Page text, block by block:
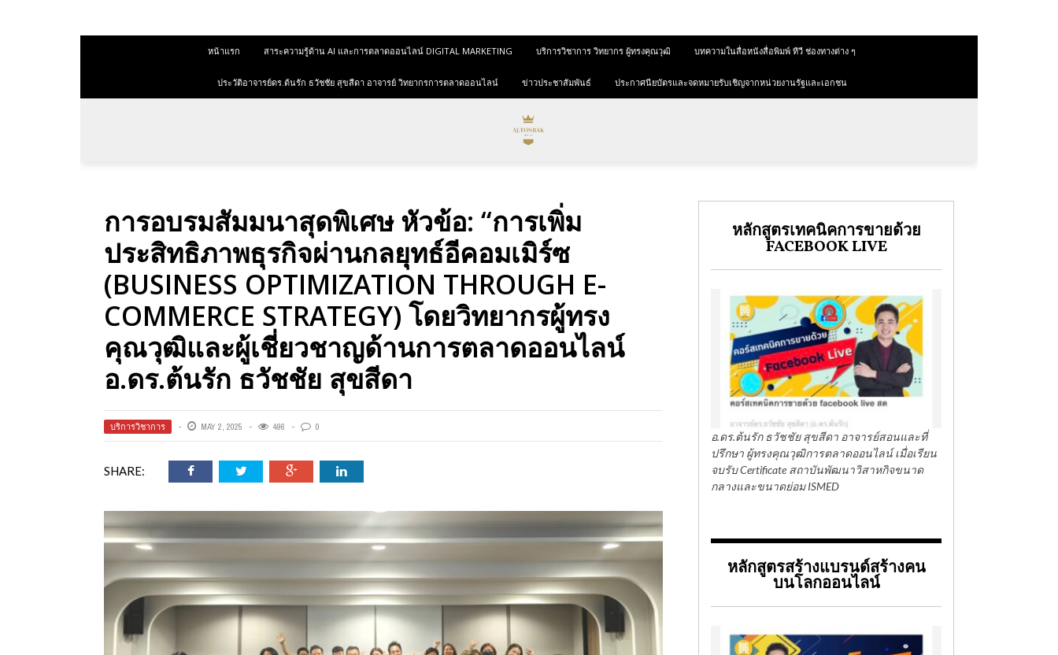
หน้าแรก สาระความรู้ด้าน AI และการตลาดออนไลน์ DIGITAL MARKETING บริการวิชาการ วิทยากร ผู้ทรงคุณวุฒิ บทความในสื่อหนังสื่อพิมพ์ ทีวี ช่องทางต่าง ๆ
ประวัติอาจารย์ดร.ต้นรัก ธวัชชัย สุขสีดา อาจารย์ วิทยากรการตลาดออนไลน์ ข่าวประชาสัมพันธ์ ประกาศนียบัตรและจดหมายรับเชิญจากหน่วยงานรัฐและเอกชน
การอบรมสัมมนาสุดพิเศษ หัวข้อ: “การเพิ่ม
ประสิทธิภาพธุรกิจผ่านกลยุทธ์อีคอมเมิร์ซ
(BUSINESS OPTIMIZATION THROUGH E-
COMMERCE STRATEGY) โดยวิทยากรผู้ทรง
คุณวุฒิและผู้เชี่ยวชาญด้านการตลาดออนไลน์
อ.ดร.ต้นรัก ธวัชชัย สุขสีดา
บริการวิชาการ MAY 2, 2025 496 0
SHARE:
หลักสูตรเทคนิคการขายด้วย
FACEBOOK LIVE
อ.ดร.ต้นรัก ธวัชชัย สุขสีดา อาจารย์สอนและที่
ปรึกษา ผู้ทรงคุณวุฒิการตลาดออนไลน์ เมื่อเรียน
จบรับ Certificate สถาบันพัฒนาวิสาหกิจขนาด
กลางและขนาดย่อม ISMED
หลักสูตรสร้างแบรนด์สร้างคน
บนโลกออนไลน์